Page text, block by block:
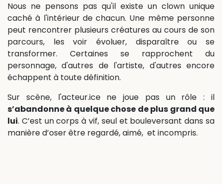
Nous ne pensons pas qu'il existe un clown unique
caché à l'intérieur de chacun. Une même personne
peut rencontrer plusieurs créatures au cours de son
parcours, les voir évoluer, disparaître ou se
transformer. Certaines se rapprochent du
personnage, d'autres de l'artiste, d'autres encore
échappent à toute définition.
Sur scène, l'acteur.ice ne joue pas un rôle : il
s’abandonne à quelque chose de plus grand que
lui. C’est un corps à vif, seul et bouleversant dans sa
manière d’oser être regardé, aimé, et incompris.